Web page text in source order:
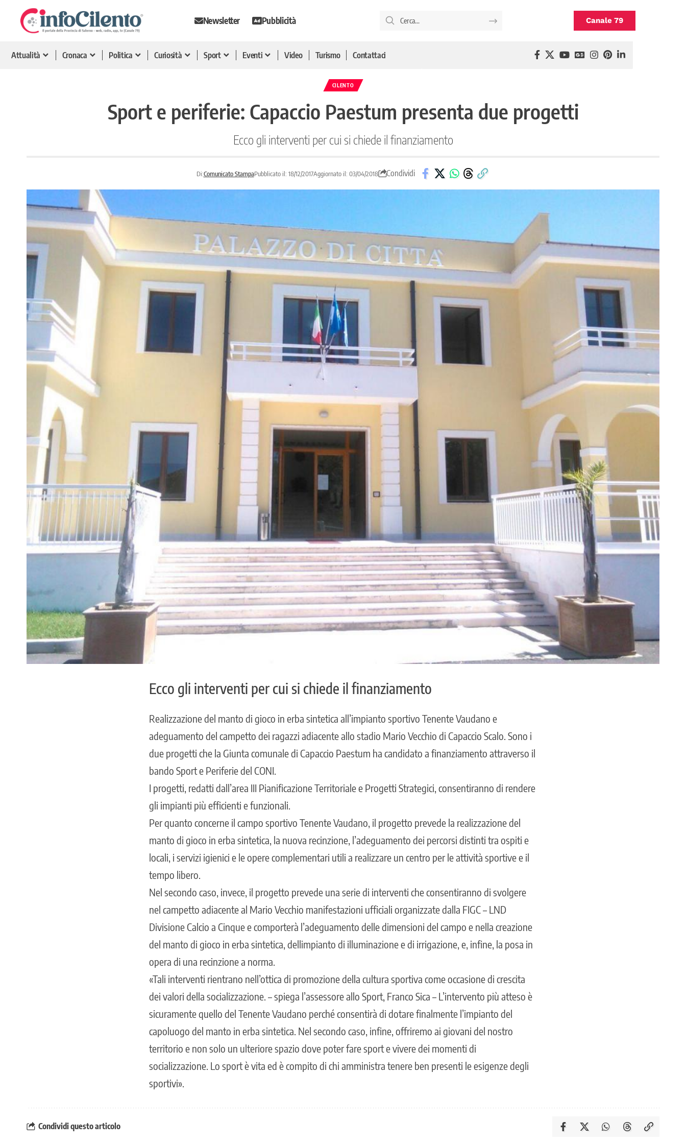
Newsletter Pubblicità Canale 79
Attualità Cronaca Politica Curiosità Sport Eventi Video Turismo Contattaci
CILENTO
Sport e periferie: Capaccio Paestum presenta due progetti
Ecco gli interventi per cui si chiede il finanziamento
Di:Comunicato StampaPubblicato il: 18/12/2017Aggiornato il: 03/04/2018 Condividi
Ecco gli interventi per cui si chiede il finanziamento
Realizzazione del manto di gioco in erba sintetica all’impianto sportivo Tenente Vaudano e
adeguamento del campetto dei ragazzi adiacente allo stadio Mario Vecchio di Capaccio Scalo. Sono i
due progetti che la Giunta comunale di Capaccio Paestum ha candidato a finanziamento attraverso il
bando Sport e Periferie del CONI.
I progetti, redatti dall’area III Pianificazione Territoriale e Progetti Strategici, consentiranno di rendere
gli impianti più efficienti e funzionali.
Per quanto concerne il campo sportivo Tenente Vaudano, il progetto prevede la realizzazione del
manto di gioco in erba sintetica, la nuova recinzione, l’adeguamento dei percorsi distinti tra ospiti e
locali, i servizi igienici e le opere complementari utili a realizzare un centro per le attività sportive e il
tempo libero.
Nel secondo caso, invece, il progetto prevede una serie di interventi che consentiranno di svolgere
nel campetto adiacente al Mario Vecchio manifestazioni ufficiali organizzate dalla FIGC – LND
Divisione Calcio a Cinque e comporterà l’adeguamento delle dimensioni del campo e nella creazione
del manto di gioco in erba sintetica, dellimpianto di illuminazione e di irrigazione, e, infine, la posa in
opera di una recinzione a norma.
«Tali interventi rientrano nell’ottica di promozione della cultura sportiva come occasione di crescita
dei valori della socializzazione. – spiega l’assessore allo Sport, Franco Sica – L’intervento più atteso è
sicuramente quello del Tenente Vaudano perché consentirà di dotare finalmente l’impianto del
capoluogo del manto in erba sintetica. Nel secondo caso, infine, offriremo ai giovani del nostro
territorio e non solo un ulteriore spazio dove poter fare sport e vivere dei momenti di
socializzazione. Lo sport è vita ed è compito di chi amministra tenere ben presenti le esigenze degli
sportivi».
Condividi questo articolo